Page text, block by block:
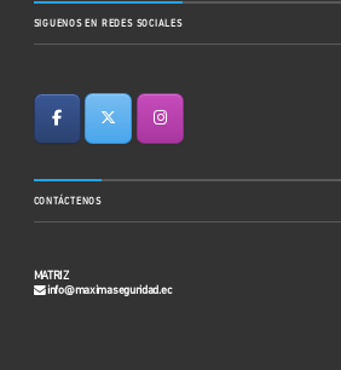
SIGUENOS EN REDES SOCIALES
CONTÁCTENOS
MATRIZ
info@maximaseguridad.ec